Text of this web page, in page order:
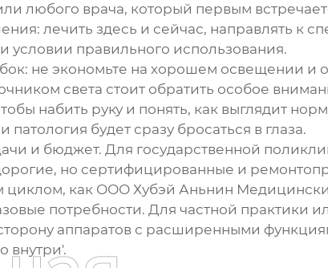
любого врача, который первым
лечить здесь и сейчас, направлять к
условии правильного использования.
не экономьте на хорошем освещении и
света стоит обратить особое
набить руку и понять, как выглядит
будет сразу бросаться в глаза.
и бюджет. Для государственной
но сертифицированные и
циклом, как ООО Хубэй Аньнин
потребности. Для частной практики
аппаратов с расширенными
внутри'.